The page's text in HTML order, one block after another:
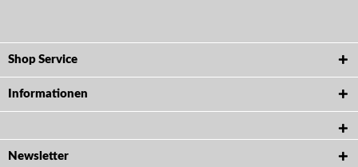
Shop Service
Informationen
Newsletter